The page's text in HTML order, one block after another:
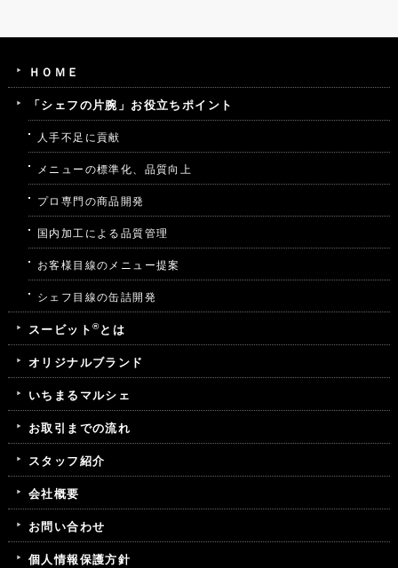
ＨＯＭＥ
「シェフの片腕」お役立ちポイント
人手不足に貢献
メニューの標準化、品質向上
プロ専門の商品開発
国内加工による品質管理
お客様目線のメニュー提案
シェフ目線の缶詰開発
スービット ®とは
オリジナルブランド
いちまるマルシェ
お取引までの流れ
スタッフ紹介
会社概要
お問い合わせ
個人情報保護方針